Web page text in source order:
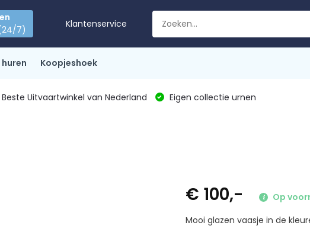
7)
Klantenservice
Koopjeshoek
Beste Uitvaartwinkel van Nederland Eigen collectie urnen
€ 100,-
Op
Mooi glazen vaasje in de